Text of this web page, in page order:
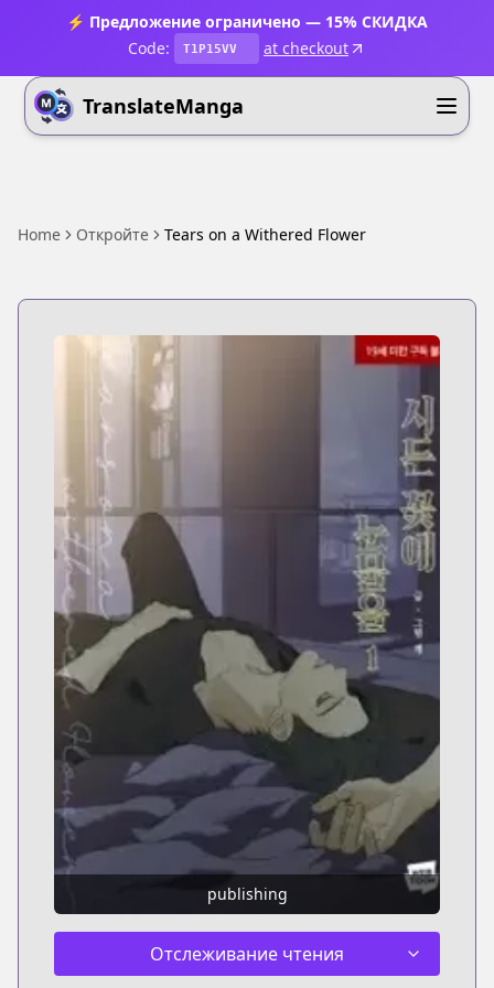
⚡ Предложение ограничено — 15% СКИДКА
Code:
T1P15VV at checkout
TranslateManga
Home Откройте Tears on a Withered Flower
publishing
Отслеживание чтения